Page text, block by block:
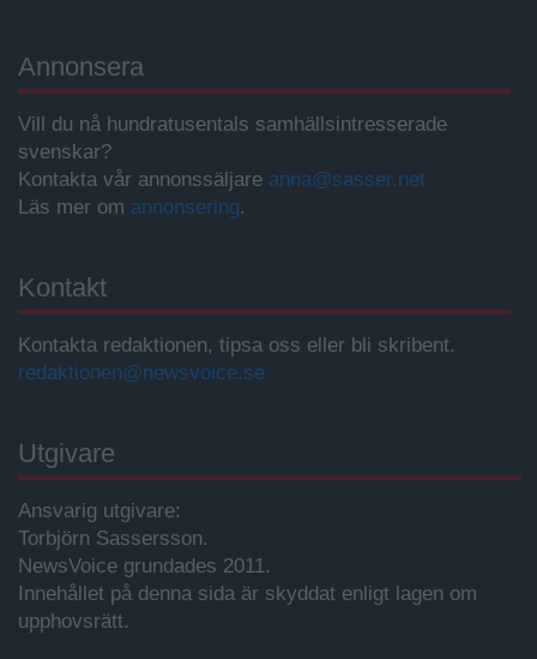
Annonsera
Vill du nå hundratusentals samhällsintresserade
svenskar?
Kontakta vår annonssäljare anna@sasser.net
Läs mer om annonsering.
Kontakt
Kontakta redaktionen, tipsa oss eller bli skribent.
redaktionen@newsvoice.se
Utgivare
Ansvarig utgivare:
Torbjörn Sassersson.
NewsVoice grundades 2011.
Innehållet på denna sida är skyddat enligt lagen om
upphovsrätt.